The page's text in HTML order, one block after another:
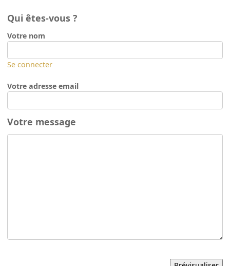
Qui êtes-vous ?
Votre nom
Se connecter
Votre adresse email
Votre message